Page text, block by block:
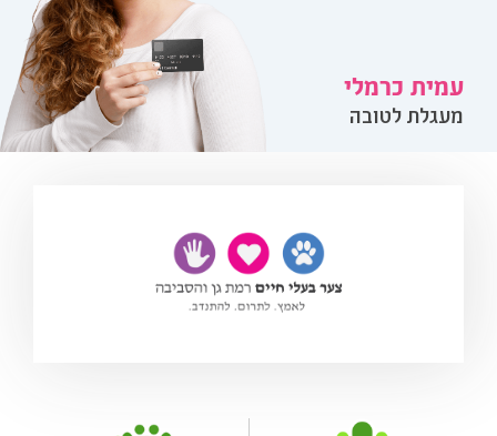
עמית כרמלי
מעגלת לטובה